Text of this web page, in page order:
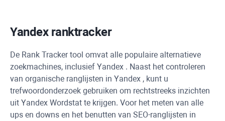
Yandexranktracker
De Rank Trackertool omvat alle populaire alternatieve
zoekmachines, inclusief Yandex . Naast het controleren
van organische ranglijsten in Yandex , kunt u
trefwoordonderzoek gebruiken om rechtstreeks inzichten
uit Yandex Wordstat te krijgen. Voor het meten van alle
ups en downs en het benutten van SEO-ranglijsten in